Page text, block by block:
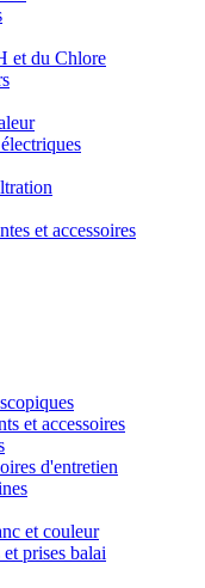
et du Chlore
et accessoires
et accessoires
d'entretien
et couleur
prises balai